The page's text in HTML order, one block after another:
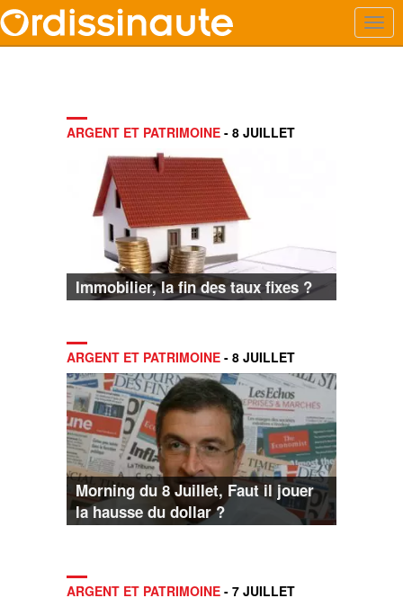
ARGENT ET PATRIMOINE - 8 JUILLET
Immobilier, la fin des taux fixes ?
ARGENT ET PATRIMOINE - 8 JUILLET
Morning du 8 Juillet, Faut il jouer
la hausse du dollar ?
ARGENT ET PATRIMOINE - 7 JUILLET